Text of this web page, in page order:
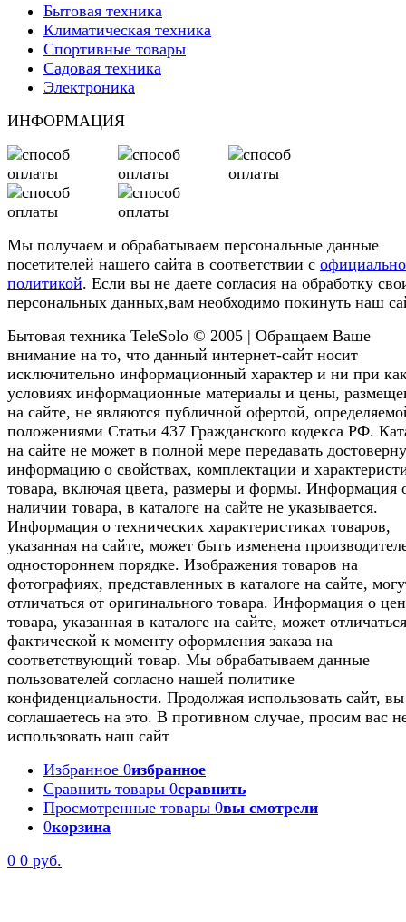
Бытовая техника
Климатическая техника
Спортивные товары
Садовая техника
Электроника
ИНФОРМАЦИЯ
Мы получаем и обрабатываем персональные данные
посетителей нашего сайта в соответствии с
политикой. Если вы не даете согласия на обработку
персональных данных,вам необходимо покинуть наш
Бытовая техника TeleSolo © 2005 | Обращаем Ваше
внимание на то, что данный интернет-сайт носит
исключительно информационный характер и ни при
условиях информационные материалы и цены,
на сайте, не являются публичной офертой,
положениями Статьи 437 Гражданского кодекса РФ.
на сайте не может в полной мере передавать
информацию о свойствах, комплектации и
товара, включая цвета, размеры и формы. Информация
наличии товара, в каталоге на сайте не указывается.
Информация о технических характеристиках товаров,
указанная на сайте, может быть изменена
одностороннем порядке. Изображения товаров на
фотографиях, представленных в каталоге на сайте,
отличаться от оригинального товара. Информация о
товара, указанная в каталоге на сайте, может
фактической к моменту оформления заказа на
соответствующий товар. Мы обрабатываем данные
пользователей согласно нашей политике
конфиденциальности. Продолжая использовать сайт, вы
соглашаетесь на это. В противном случае, просим вас
использовать наш сайт
Избранное 0избранное
Сравнить товары 0сравнить
Просмотренные товары 0вы смотрели
0корзина
0 0 руб.